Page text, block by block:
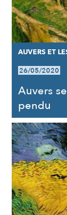
AUVERS ET
26/05/2020
Auvers
pendu